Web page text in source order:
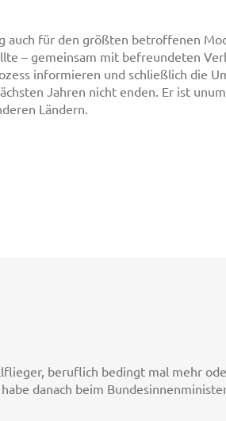
auch für den größten betroffenen
– gemeinsam mit befreundeten
informieren und schließlich die
Jahren nicht enden. Er ist
Ländern.
beruflich bedingt mal mehr
danach beim